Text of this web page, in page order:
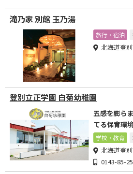
滝乃家 別館 玉乃湯
旅行・宿泊
北海道登
登別立正学園 白菊幼稚園
五感を膨ら
てる保育環
学校・教育
北海道登
0143-85-